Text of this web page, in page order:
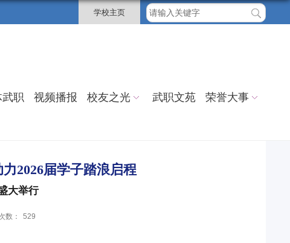
学校主页
职 视频播报 校友之光 武职文苑 荣誉大事
2026届学子踏浪启程
大举行
数： 529